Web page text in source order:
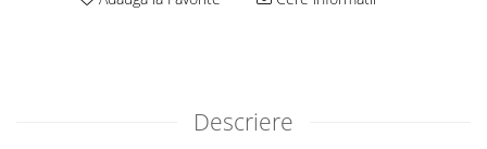
Descriere